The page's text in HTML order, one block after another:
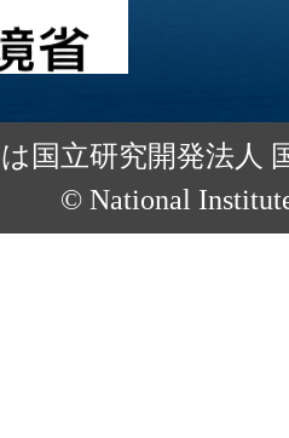
国立研究開発法人
© National